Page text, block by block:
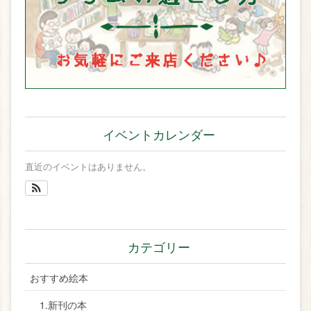
イベントカレンダー
直近のイベントはありません。
カテゴリー
おすすめ絵本
1.新刊の本